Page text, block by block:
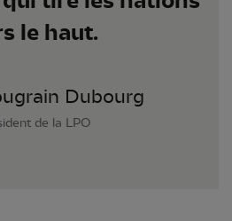
le haut.
Dubourg
de la LPO